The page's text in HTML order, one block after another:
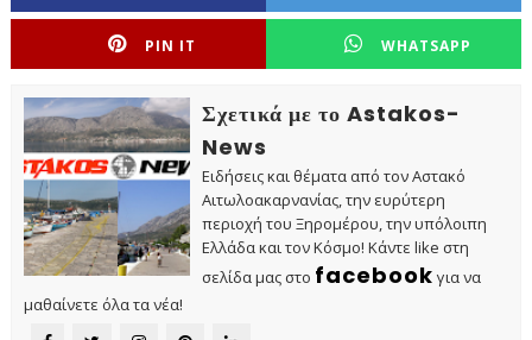
PIN IT WHATSAPP
Σχετικά με το Astakos-
News
Ειδήσεις και θέματα από τον Αστακό
Αιτωλοακαρνανίας, την ευρύτερη
περιοχή του Ξηρομέρου, την υπόλοιπη
Ελλάδα και τον Κόσμο! Κάντε like στη
σελίδα μας στο facebook για να
μαθαίνετε όλα τα νέα!